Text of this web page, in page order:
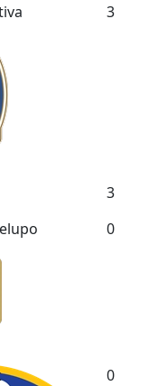
3
3
0
0